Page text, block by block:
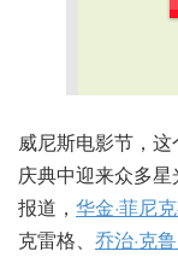
威尼斯电影节，
庆典中迎来众多
报道， 华金·菲尼
克雷格、 乔治·克